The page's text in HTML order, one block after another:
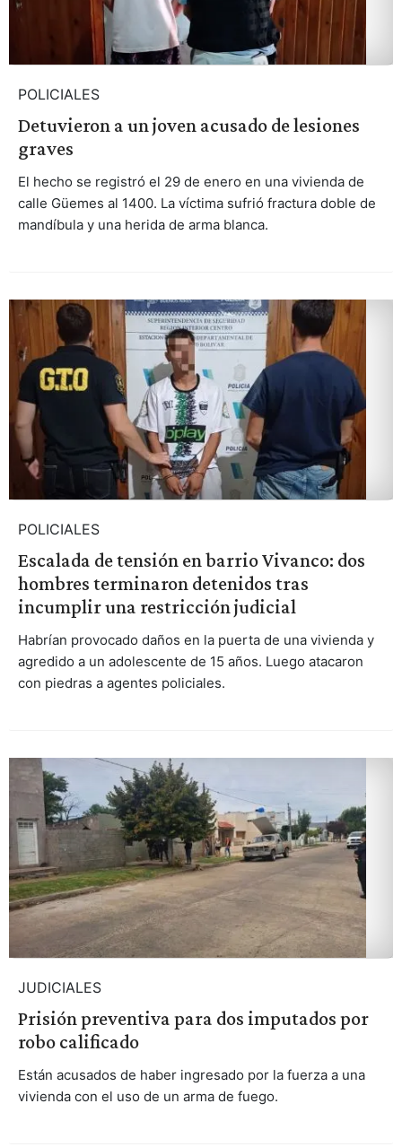
POLICIALES
Detuvieron a un joven acusado de lesiones
graves
El hecho se registró el 29 de enero en una vivienda de
calle Güemes al 1400. La víctima sufrió fractura doble de
mandíbula y una herida de arma blanca.
POLICIALES
Escalada de tensión en barrio Vivanco: dos
hombres terminaron detenidos tras
incumplir una restricción judicial
Habrían provocado daños en la puerta de una vivienda y
agredido a un adolescente de 15 años. Luego atacaron
con piedras a agentes policiales.
JUDICIALES
Prisión preventiva para dos imputados por
robo calificado
Están acusados de haber ingresado por la fuerza a una
vivienda con el uso de un arma de fuego.